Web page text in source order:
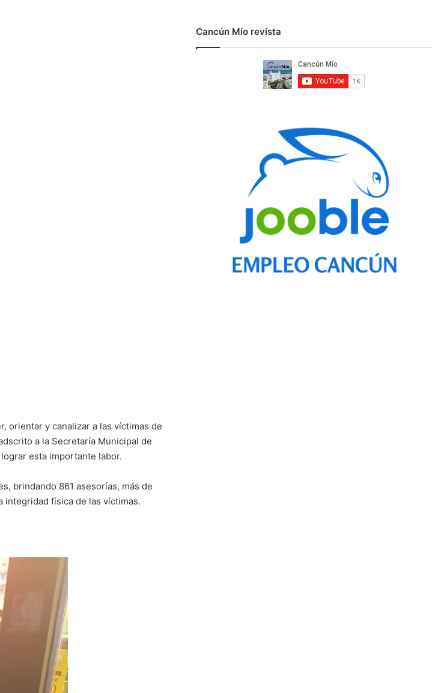
orientar y canalizar a las víctimas de
a la Secretaría Municipal de
esta importante labor.
brindando 861 asesorías, más de
integridad física de las víctimas.
Cancún Mío revista